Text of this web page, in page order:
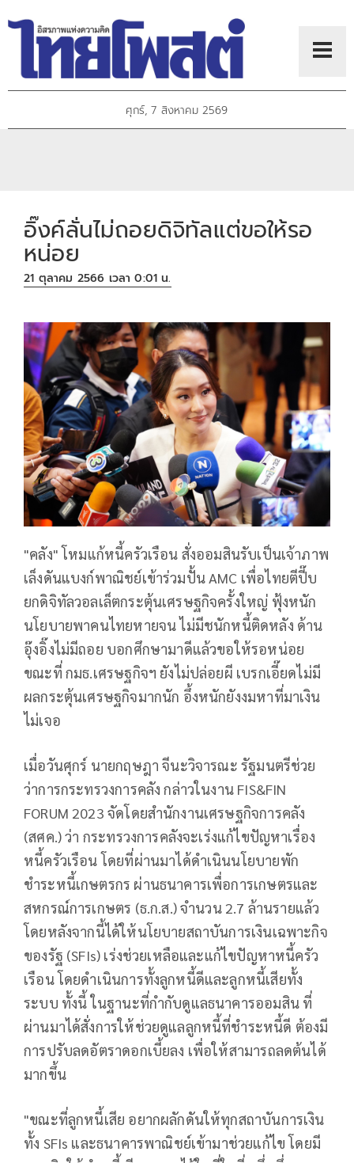
ศุกร์, 7 สิงหาคม 2569
อิ๊งค์ลั่นไม่ถอยดิจิทัลแต่ขอให้รอ
หน่อย
21 ตุลาคม 2566 เวลา 0:01 น.
"คลัง" โหมแก้หนี้ครัวเรือน สั่งออมสินรับเป็นเจ้าภาพ
เล็งดันแบงก์พาณิชย์เข้าร่วมปั้น AMC เพื่อไทยตีปี๊บ
ยกดิจิทัลวอลเล็ตกระตุ้นเศรษฐกิจครั้งใหญ่ ฟุ้งหนัก
นโยบายพาคนไทยหายจน ไม่มีชนักหนี้ติดหลัง ด้าน
อุ๊งอิ๊งไม่มีถอย บอกศึกษามาดีแล้วขอให้รอหน่อย
ขณะที่ กมธ.เศรษฐกิจฯ ยังไม่ปล่อยผี เบรกเอี๊ยดไม่มี
ผลกระตุ้นเศรษฐกิจมากนัก อึ้งหนักยังงมหาที่มาเงิน
ไม่เจอ
เมื่อวันศุกร์ นายกฤษฎา จีนะวิจารณะ รัฐมนตรีช่วย
ว่าการกระทรวงการคลัง กล่าวในงาน FIS&FIN
FORUM 2023 จัดโดยสำนักงานเศรษฐกิจการคลัง
(สศค.) ว่า กระทรวงการคลังจะเร่งแก้ไขปัญหาเรื่อง
หนี้ครัวเรือน โดยที่ผ่านมาได้ดำเนินนโยบายพัก
ชำระหนี้เกษตรกร ผ่านธนาคารเพื่อการเกษตรและ
สหกรณ์การเกษตร (ธ.ก.ส.) จำนวน 2.7 ล้านรายแล้ว
โดยหลังจากนี้ได้ให้นโยบายสถาบันการเงินเฉพาะกิจ
ของรัฐ (SFIs) เร่งช่วยเหลือและแก้ไขปัญหาหนี้ครัว
เรือน โดยดำเนินการทั้งลูกหนี้ดีและลูกหนี้เสียทั้ง
ระบบ ทั้งนี้ ในฐานะที่กำกับดูแลธนาคารออมสิน ที่
ผ่านมาได้สั่งการให้ช่วยดูแลลูกหนี้ที่ชำระหนี้ดี ต้องมี
การปรับลดอัตราดอกเบี้ยลง เพื่อให้สามารถลดต้นได้
มากขึ้น
"ขณะที่ลูกหนี้เสีย อยากผลักดันให้ทุกสถาบันการเงิน
ทั้ง SFIs และธนาคารพาณิชย์เข้ามาช่วยแก้ไข โดยมี